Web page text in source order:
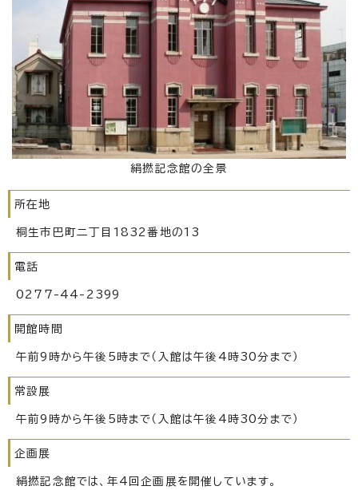
絹撚記念館の全景
所在地
桐生市巴町二丁目1832番地の13
電話
0277-44-2399
開館時間
午前9時から午後5時まで（入館は午後4時30分まで）
常設展
午前9時から午後5時まで（入館は午後4時30分まで）
企画展
絹撚記念館では、年4回企画展を開催しています。